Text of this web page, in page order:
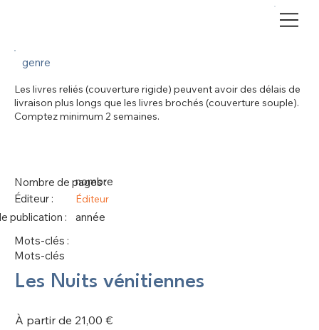
Nombre de pages :
Éditeur :
publication :
nombre
Éditeur
année
Mots-clés :
Mots-clés
genre
Les livres reliés (couverture rigide) peuvent avoir des délais de
livraison plus longs que les livres brochés (couverture souple).
Comptez minimum 2 semaines.
Les Nuits vénitiennes
À partir de Prix
21,00 €